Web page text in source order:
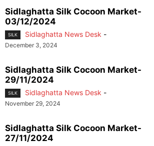
Sidlaghatta Silk Cocoon Market-
03/12/2024
SILK Sidlaghatta News Desk -
December 3, 2024
Sidlaghatta Silk Cocoon Market-
29/11/2024
SILK Sidlaghatta News Desk -
November 29, 2024
Sidlaghatta Silk Cocoon Market-
27/11/2024